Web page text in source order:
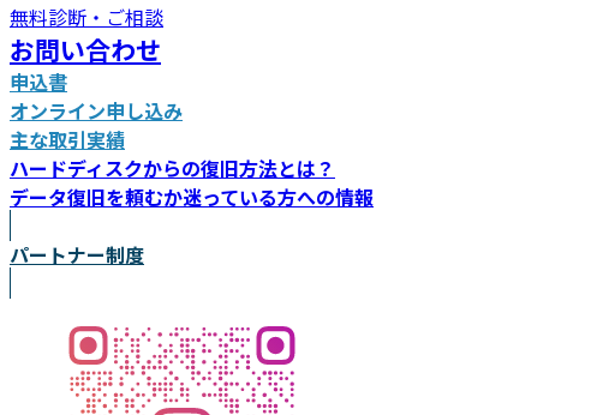
無料診断・ご相談
お問い合わせ
申込書
オンライン申し込み
主な取引実績
ハードディスクからの復旧方法とは？
データ復旧を頼むか迷っている方への情報
パートナー制度